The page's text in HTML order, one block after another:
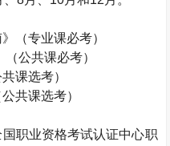
（专业课必考）
公共课必考）
课选考）
共课选考）
职业资格考试认证中心职